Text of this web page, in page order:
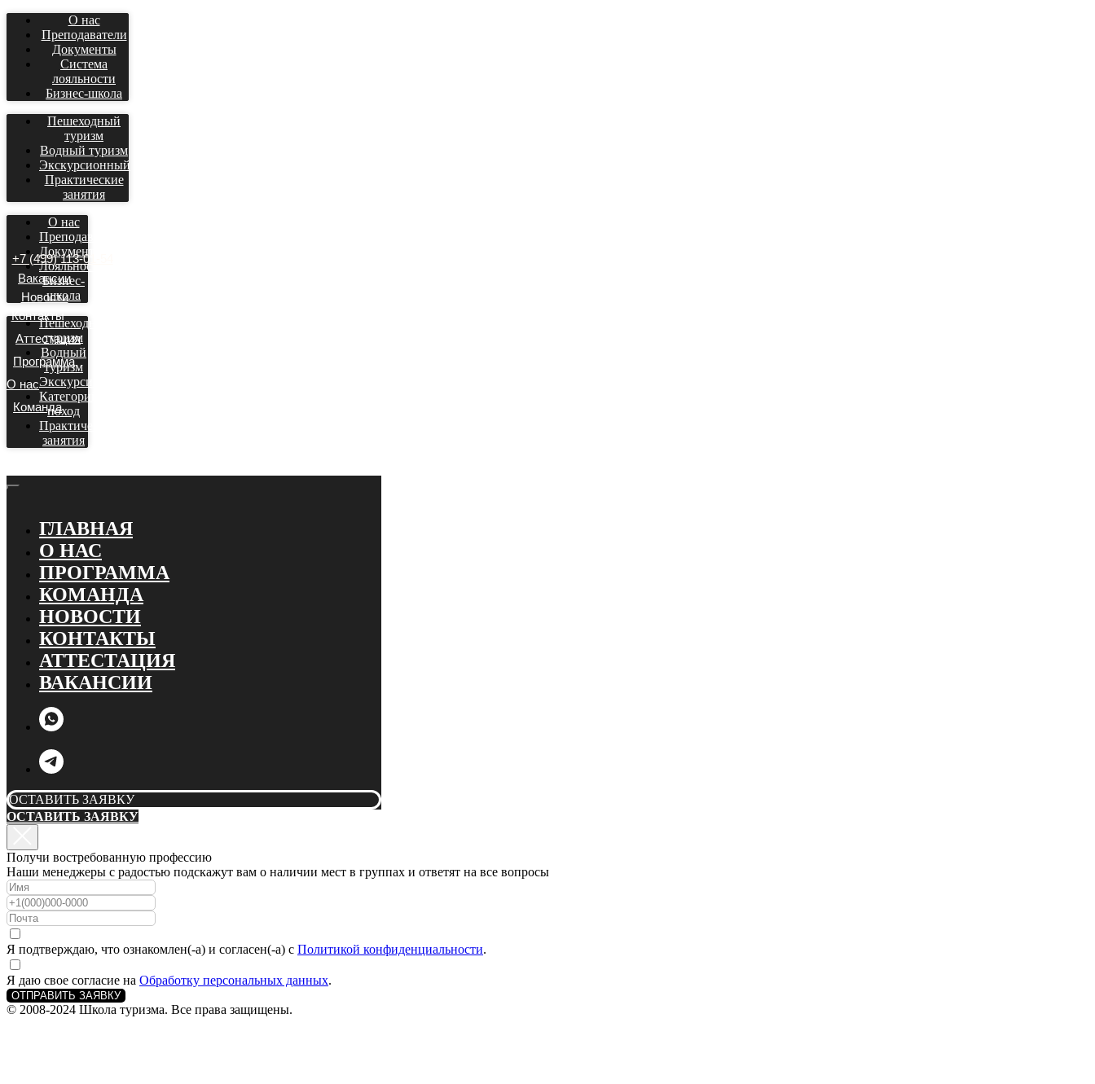
+7 (499) 113-01-54
Вакансии
Новости
Контакты
Аттестация
Программа
О нас
Команда
О нас
Преподаватели
Документы
Система
лояльности
Бизнес-школа
Пешеходный
туризм
Водный туризм
Экскурсионный
Практические
занятия
О нас
Преподаватели
Документы
Лояльность
Бизнес-
школа
Пешеходный
туризм
Водный
туризм
Экскурсионный
Категорийный
поход
Практические
занятия
ГЛАВНАЯ
О НАС
ПРОГРАММА
КОМАНДА
НОВОСТИ
КОНТАКТЫ
АТТЕСТАЦИЯ
ВАКАНСИИ
ОСТАВИТЬ ЗАЯВКУ
ОСТАВИТЬ ЗАЯВКУ
Получи востребованную профессию
Наши менеджеры с радостью подскажут вам о наличии мест в группах и ответят на все вопросы
Я подтверждаю, что ознакомлен(-а) и согласен(-а) с Политикой конфиденциальности.
Я даю свое согласие на Обработку персональных данных.
ОТПРАВИТЬ ЗАЯВКУ
© 2008-2024 Школа туризма. Все права защищены.